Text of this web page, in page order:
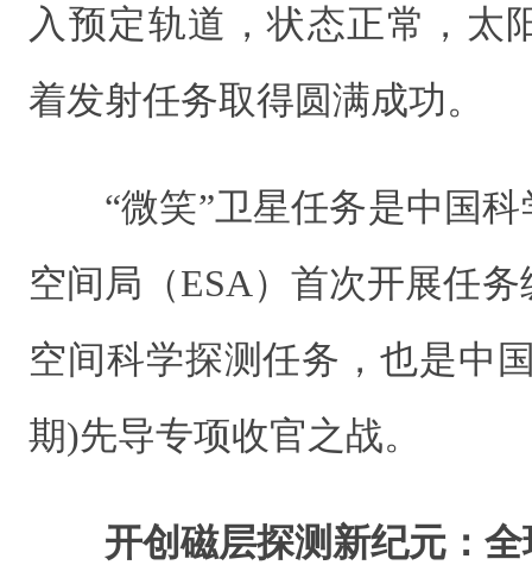
入预定轨道，状态正常，太
着发射任务取得圆满成功。
“微笑”卫星任务是中国
空间局（ESA）首次开展任
空间科学探测任务，也是中
期)先导专项收官之战。
开创磁层探测新纪元：